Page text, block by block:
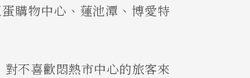
購物中心、蓮池潭、博愛特
不喜歡悶熱市中心的旅客來